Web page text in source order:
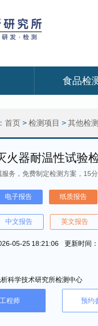
食品检
首页 > 检测项目 > 其他检测
火器耐温性试验
务，免费制定检测方案，15
电子报告 纸质报告
中文报告 英文报告
05-25 18:21:06 更新时间
科学技术研究所检测中心
程师 预约